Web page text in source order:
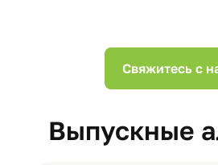
Свяжитесь с
Выпускные